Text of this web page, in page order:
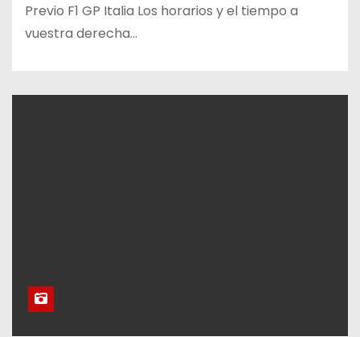
Previo F1 GP Italia Los horarios y el tiempo a
vuestra derecha…